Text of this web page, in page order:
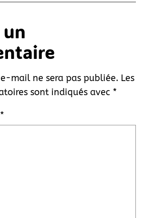
mail ne sera pas publiée. Les
sont indiqués avec *
*